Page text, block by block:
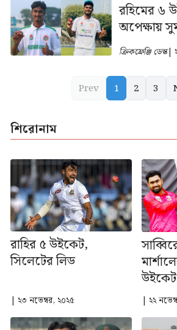
রহিমের ৬
অপেক্ষায়
ক্রিকফ্রেঞ্জি ডেস্ক|
Prev 1 2 3
শিরোনাম
রাহির ৫ উইকেট,
সিলেটের লিড
| ২৩ নভেম্বর, ২০২৫
উইকেট
| ২২